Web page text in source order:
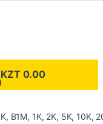
KZT 0.00
B1M, 1K, 2K, 5K, 10K,